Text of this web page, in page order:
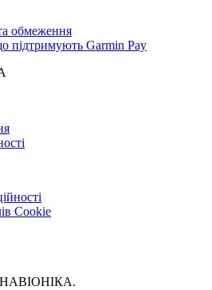
обмеження
підтримують Garmin Pay
Cookie
НАВІОНІКА.